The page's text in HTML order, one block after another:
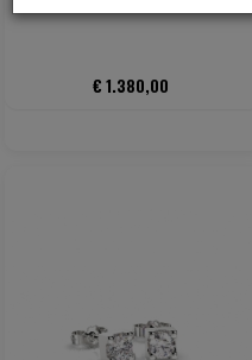
€ 1.380,00